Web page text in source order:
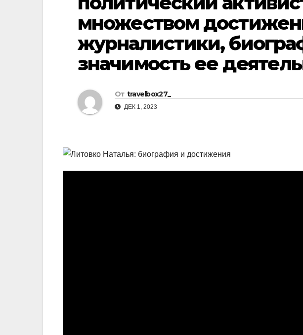
множеством
журналистики,
значимость ее
От travelbox27_
ДЕК 1, 2023